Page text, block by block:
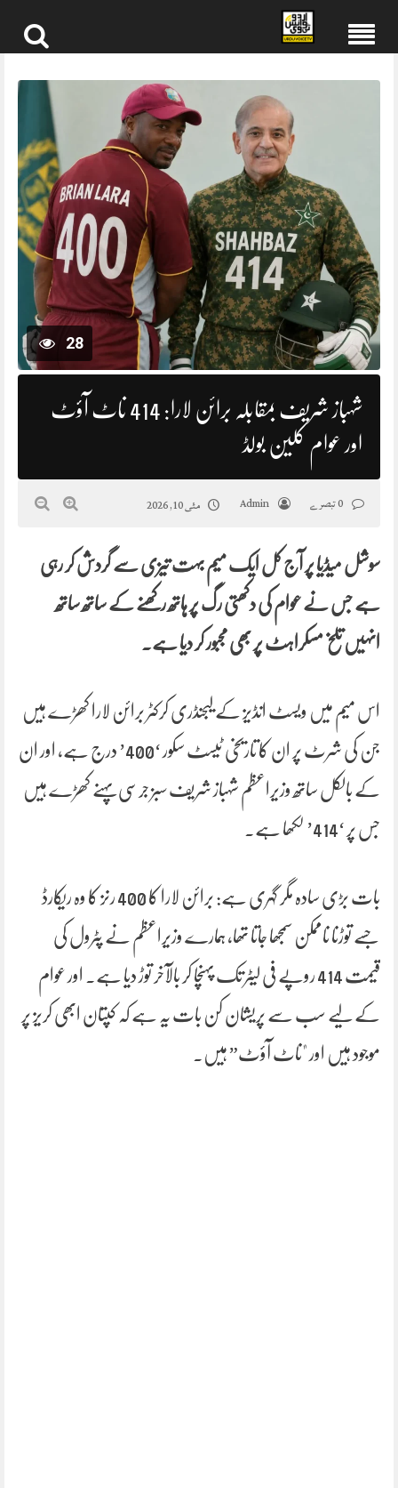
28
شہباز شریف بمقابلہ برائن لارا: 414 ناٹ آؤٹ
اور عوام کلین بولڈ
Admin مئی 10, 2026
سوشل میڈیا پر آج کل ایک میم بہت تیزی سے گردش کر رہی
ہے جس نے عوام کی دکھتی رگ پر ہاتھ رکھنے کے ساتھ ساتھ
انہیں تلخ مسکراہٹ پر بھی مجبور کر دیا ہے۔
اس میم میں ویسٹ انڈیز کے لیجنڈری کرکٹر برائن لارا کھڑے ہیں
جن کی شرٹ پر ان کا تاریخی ٹیسٹ سکور ‘400’ درج ہے، اور ان
کے بالکل ساتھ وزیراعظم شہباز شریف سبز جرسی پہنے کھڑے ہیں
جس پر ‘414’ لکھا ہے۔
بات بڑی سادہ مگر گہری ہے: برائن لارا کا 400 رنز کا وہ ریکارڈ
جسے توڑنا ناممکن سمجھا جاتا تھا، ہمارے وزیراعظم نے پٹرول کی
قیمت 414 روپے فی لیٹر تک پہنچا کر بالآخر توڑ دیا ہے۔ اور عوام
کے لیے سب سے پریشان کن بات یہ ہے کہ کپتان ابھی کریز پر
موجود ہیں اور "ناٹ آؤٹ” ہیں۔